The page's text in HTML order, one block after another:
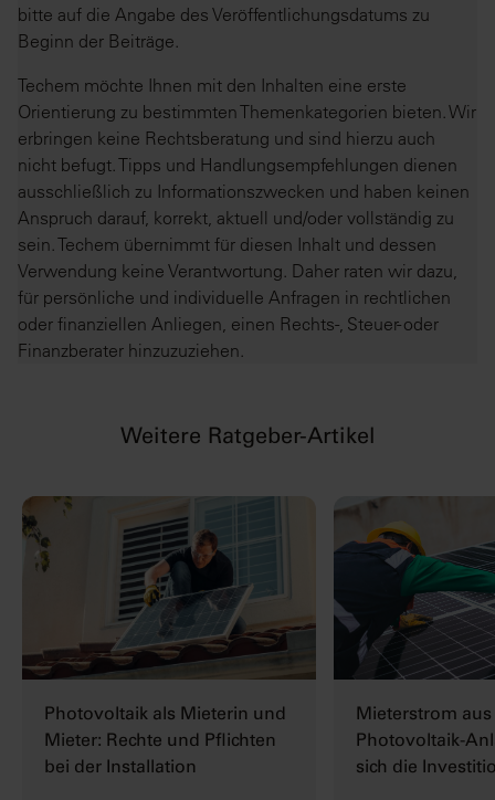
bitte auf die Angabe des Veröffentlichungsdatums zu
Beginn der Beiträge.
Techem möchte Ihnen mit den Inhalten eine erste
Orientierung zu bestimmten Themenkategorien bieten. Wir
erbringen keine Rechtsberatung und sind hierzu auch
nicht befugt. Tipps und Handlungsempfehlungen dienen
ausschließlich zu Informationszwecken und haben keinen
Anspruch darauf, korrekt, aktuell und/oder vollständig zu
sein. Techem übernimmt für diesen Inhalt und dessen
Verwendung keine Verantwortung. Daher raten wir dazu,
für persönliche und individuelle Anfragen in rechtlichen
oder finanziellen Anliegen, einen Rechts-, Steuer- oder
Finanzberater hinzuzuziehen.
Weitere Ratgeber-Artikel
Photovoltaik als Mieterin und
Mieter: Rechte und Pflichten
bei der Installation
Mieterstrom
Photovoltaik-
sich die